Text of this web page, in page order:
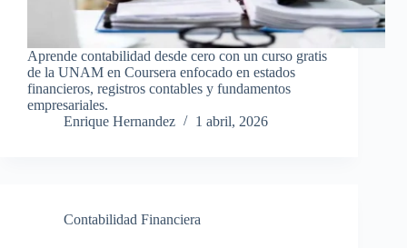
Aprende contabilidad desde cero con un curso gratis
de la UNAM en Coursera enfocado en estados
financieros, registros contables y fundamentos
empresariales.
Enrique Hernandez
1 abril, 2026
Contabilidad Financiera